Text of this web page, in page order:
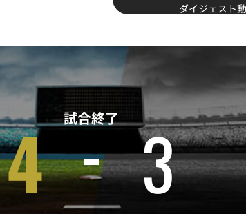
ダイジェスト
試合終了
4 3